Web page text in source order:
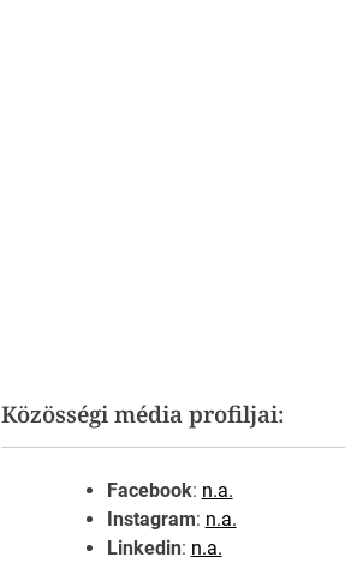
Közösségi média profiljai:
Facebook: n.a.
Instagram: n.a.
Linkedin: n.a.